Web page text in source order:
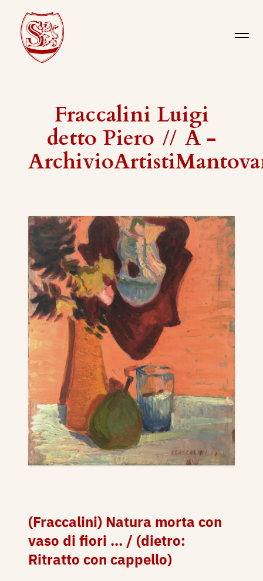
Fraccalini Luigi
detto Piero // A -
(Fraccalini) Natura morta con
vaso di fiori ... / (dietro:
Ritratto con cappello)